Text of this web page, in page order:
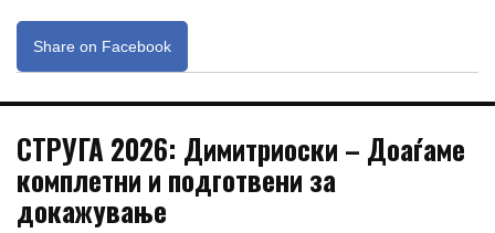
Share on Facebook
СТРУГА 2026: Димитриоски – Доаѓаме
комплетни и подготвени за
докажување